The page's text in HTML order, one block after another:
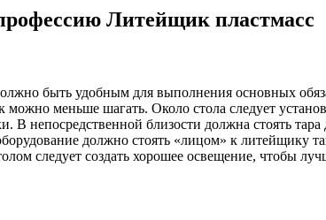
Литейщик пластмасс
быть удобным для выполнения основных
меньше шагать. Около стола следует
В непосредственной близости должна стоять
должно стоять «лицом» к литейщику
следует создать хорошее освещение, чтобы